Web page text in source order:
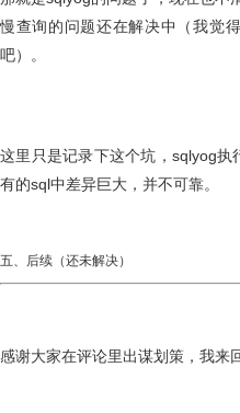
慢查询的问题还在解决中（我觉
吧）。
这里只是记录下这个坑，sqlyog
有的sql中差异巨大，并不可靠。
五、后续（还未解决）
感谢大家在评论里出谋划策，我来